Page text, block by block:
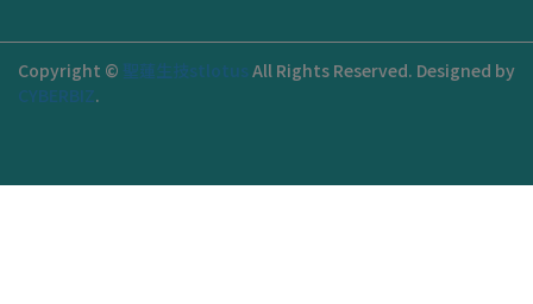
Copyright © 聖蓮生技stlotus All Rights Reserved. Designed by
CYBERBIZ.